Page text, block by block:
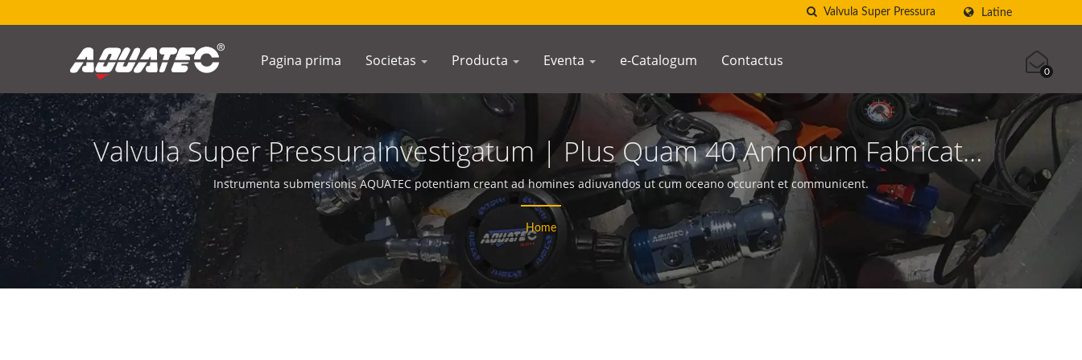
Latine
Pagina prima Societas Producta Eventa e-Catalogum Contactus
0
Valvula Super PressuraInvestigatum | Plus Quam 40 Annorum Fabricator
Instrumentorum Et Apparatus Scuba | SCUBA AQUATEC
Instrumenta submersionis AQUATEC potentiam creant ad homines adiuvandos ut cum oceano occurant et communicent.
Home